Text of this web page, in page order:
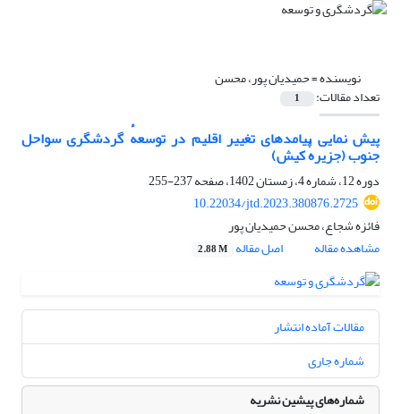
نویسنده =حمیدیان پور، محسن
تعداد مقالات: 1
پیش نمایی پیامدهای تغییر اقلیم در توسعهٔ گردشگری سواحل
جنوب (جزیرهٔ کیش)
دوره 12، شماره 4، زمستان 1402، صفحه
237-255
10.22034/jtd.2023.380876.2725
فائزه شجاع، محسن حمیدیان پور
مشاهده مقاله
اصل مقاله 2.88 M
مقالات آماده انتشار
شماره جاری
شماره‌های پیشین نشریه